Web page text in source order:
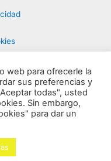
de Correos | Creada por
web para ofrecerle la
sus preferencias y
todas", usted
Sin embargo,
para dar un